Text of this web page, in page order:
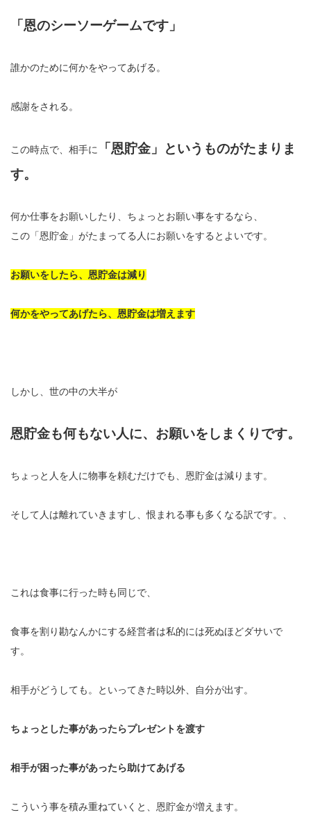
「恩のシーソーゲームです」
誰かのために何かをやってあげる。
感謝をされる。
この時点で、相手に
「恩貯金」というものがたまりま
す。
何か仕事をお願いしたり、ちょっとお願い事をするなら、
この「恩貯金」がたまってる人にお願いをするとよいです。
お願いをしたら、恩貯金は減り
何かをやってあげたら、恩貯金は増えます
しかし、世の中の大半が
恩貯金も何もない人に、お願いをしまくりです。
ちょっと人を人に物事を頼むだけでも、恩貯金は減ります。
そして人は離れていきますし、恨まれる事も多くなる訳です。、
これは食事に行った時も同じで、
食事を割り勘なんかにする経営者は私的には死ぬほどダサいで
す。
相手がどうしても。といってきた時以外、自分が出す。
ちょっとした事があったらプレゼントを渡す
相手が困った事があったら助けてあげる
こういう事を積み重ねていくと、恩貯金が増えます。